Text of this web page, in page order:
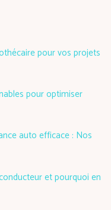
pour vos projets
pour optimiser
auto efficace : Nos
et pourquoi en